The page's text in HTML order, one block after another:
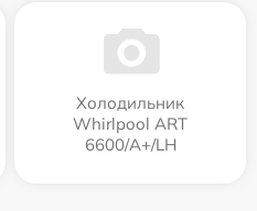
Холодильник
Whirlpool ART
6600/A+/LH